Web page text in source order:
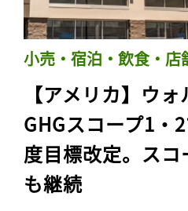
小売・宿泊・飲食・店
【アメリカ】ウォ
GHGスコープ1・
度目標改定。スコ
も継続